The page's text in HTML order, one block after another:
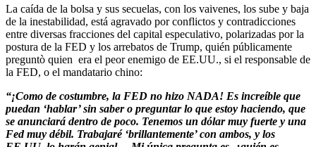
La caída de la bolsa y sus secuelas, con los vaivenes, los sube y baja
de la inestabilidad, está agravado por conflictos y contradicciones
entre diversas fracciones del capital especulativo, polarizadas por la
postura de la FED y los arrebatos de Trump, quién públicamente
preguntò quien era el peor enemigo de EE.UU., si el responsable de
la FED, o el mandatario chino:
“¡Como de costumbre, la FED no hizo NADA! Es increíble que
puedan ‘hablar’ sin saber o preguntar lo que estoy haciendo, que
se anunciará dentro de poco. Tenemos un dólar muy fuerte y una
Fed muy débil. Trabajaré ‘brillantemente’ con ambos, y los